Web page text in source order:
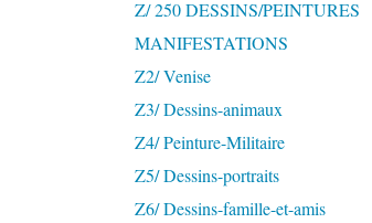
Z/ 250 DESSINS/PEINTURES
MANIFESTATIONS
Z2/ Venise
Z3/ Dessins-animaux
Z4/ Peinture-Militaire
Z5/ Dessins-portraits
Z6/ Dessins-famille-et-amis